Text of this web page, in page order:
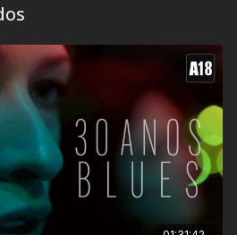
Panorama do Festival de
anos
Sexo